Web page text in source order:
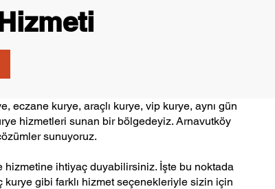
eczane kurye, araçlı kurye, vip kurye, aynı gün
hizmetleri sunan bir bölgedeyiz. Arnavutköy
sunuyoruz.
ihtiyaç duyabilirsiniz. İşte bu noktada
gibi farklı hizmet seçenekleriyle sizin için